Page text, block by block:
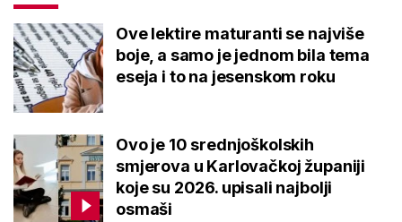
Ove lektire maturanti se najviše
boje, a samo je jednom bila tema
eseja i to na jesenskom roku
Ovo je 10 srednjoškolskih
smjerova u Karlovačkoj županiji
koje su 2026. upisali najbolji
osmaši